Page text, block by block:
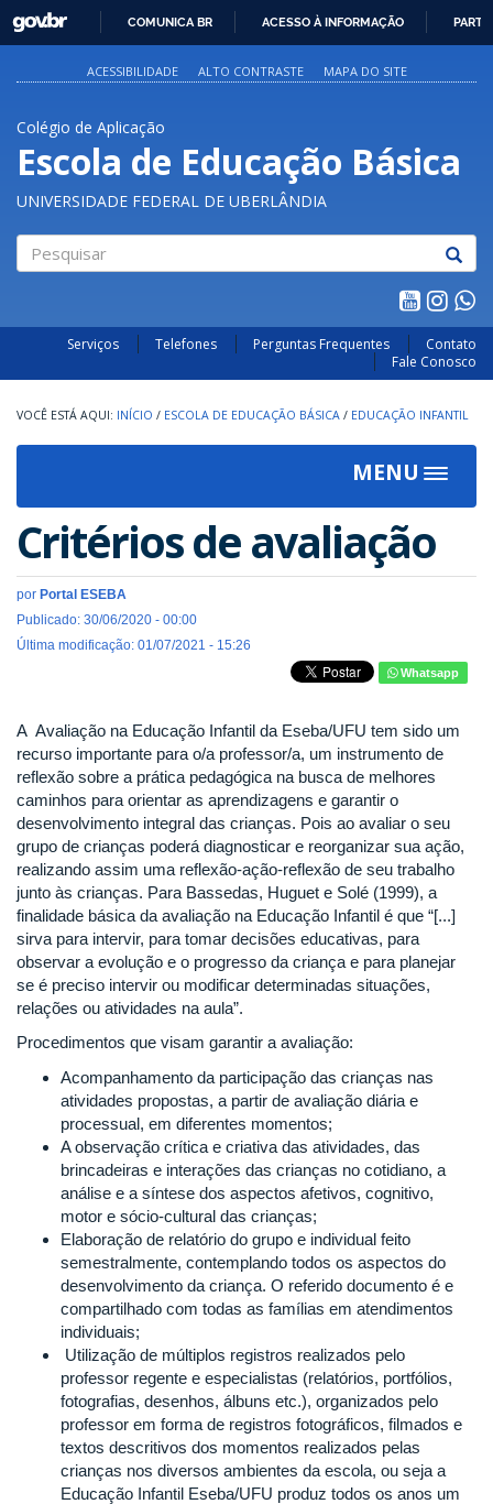
PARA
O
GOVBR
COMUNICA BR ACESSO À INFORMAÇÃO
ACESSIBILIDADE ALTO CONTRASTE MAPA DO SITE
Colégio de Aplicação
Escola de Educação Básica
UNIVERSIDADE FEDERAL DE UBERLÂNDIA
Serviços Telefones Perguntas Frequentes
Contato
Fale Conosco
INÍCIO / ESCOLA DE EDUCAÇÃO BÁSICA / EDUCAÇÃO INFANTIL
MENU
Toggle
Critérios de avaliação
por Portal ESEBA
Publicado: 30/06/2020 - 00:00
Última modificação: 01/07/2021 - 15:26
Whatsapp
A Avaliação na Educação Infantil da Eseba/UFU tem sido um
recurso importante para o/a professor/a, um instrumento de
reflexão sobre a prática pedagógica na busca de melhores
caminhos para orientar as aprendizagens e garantir o
desenvolvimento integral das crianças. Pois ao avaliar o seu
grupo de crianças poderá diagnosticar e reorganizar sua ação,
realizando assim uma reflexão-ação-reflexão de seu trabalho
junto às crianças. Para Bassedas, Huguet e Solé (1999), a
finalidade básica da avaliação na Educação Infantil é que “[...]
sirva para intervir, para tomar decisões educativas, para
observar a evolução e o progresso da criança e para planejar
se é preciso intervir ou modificar determinadas situações,
relações ou atividades na aula”.
Procedimentos que visam garantir a avaliação:
Acompanhamento da participação das crianças nas
atividades propostas, a partir de avaliação diária e
processual, em diferentes momentos;
A observação crítica e criativa das atividades, das
brincadeiras e interações das crianças no cotidiano, a
análise e a síntese dos aspectos afetivos, cognitivo,
motor e sócio-cultural das crianças;
Elaboração de relatório do grupo e individual feito
semestralmente, contemplando todos os aspectos do
desenvolvimento da criança. O referido documento é e
compartilhado com todas as famílias em atendimentos
individuais;
Utilização de múltiplos registros realizados pelo
professor regente e especialistas (relatórios, portfólios,
fotografias, desenhos, álbuns etc.), organizados pelo
professor em forma de registros fotográficos, filmados e
textos descritivos dos momentos realizados pelas
crianças nos diversos ambientes da escola, ou seja a
Educação Infantil Eseba/UFU produz todos os anos um